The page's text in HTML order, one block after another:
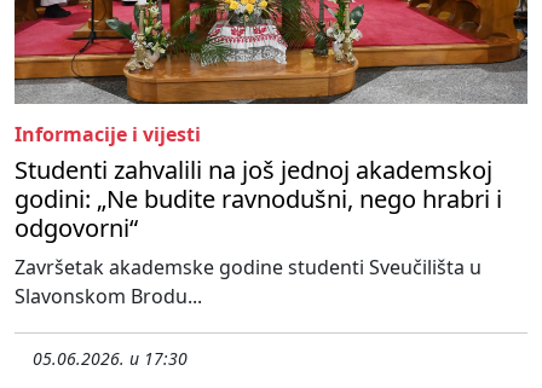
Informacije i vijesti
Studenti zahvalili na još jednoj akademskoj
godini: „Ne budite ravnodušni, nego hrabri i
odgovorni“
Završetak akademske godine studenti Sveučilišta u
Slavonskom Brodu...
05.06.2026. u 17:30